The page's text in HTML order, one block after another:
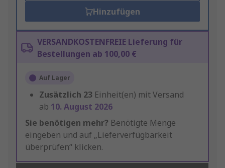
Hinzufügen
VERSANDKOSTENFREIE Lieferung für
Bestellungen ab 100,00 €
Auf Lager
Zusätzlich 23 Einheit(en) mit Versand
ab 10. August 2026
Sie benötigen mehr? Benötigte Menge
eingeben und auf „Lieferverfügbarkeit
überprüfen“ klicken.